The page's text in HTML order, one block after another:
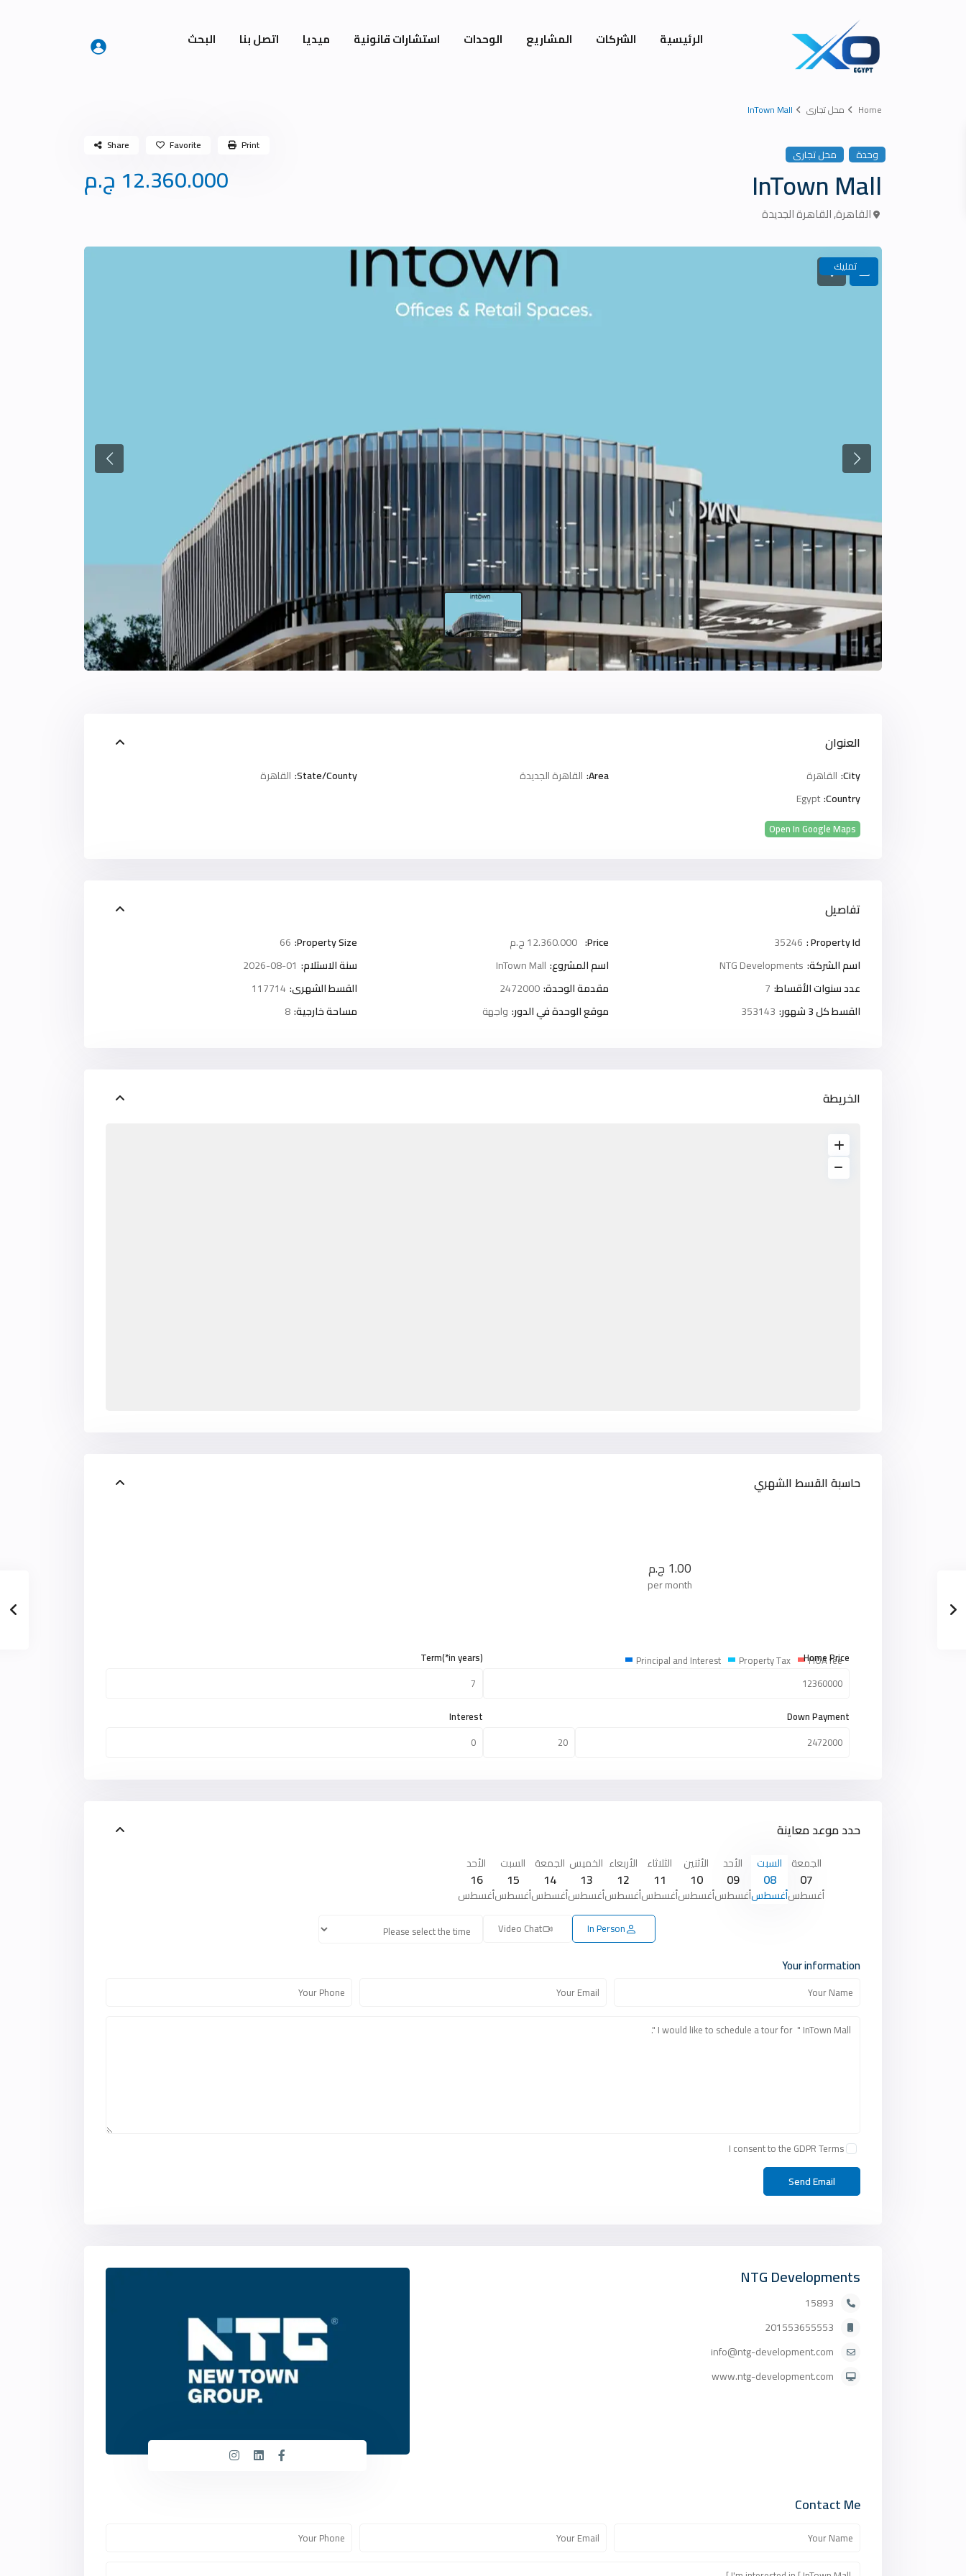
الرئيسية الشركات المشاريع الوحدات استشارات قانونية ميديا اتصل بنا البحث
Home محل تجارى InTown Mall
وحدة محل تجارى
InTown Mall
القاهرة,القاهرة الجديدة
Share Favorite Print
تمليك
العنوان
City: القاهرة Area: القاهرة الجديدة State/County: القاهرة
Country:
Egypt
Open In Google Maps
تفاصيل
Property Id :
35246
Price:
Property Size:
66
اسم الشركة: NTG Developments اسم المشروع: InTown Mall سنة الاستلام: 2026-08-01
عدد سنوات الأقساط: 7 مقدمة الوحدة:2472000 القسط الشهرى: 117714
القسط كل 3 شهور:
353143 موقع الوحدة في الدور: واجهة مساحة خارجية:8
الخريطة
حاسبة القسط الشهري
1.00 ج.م
per month
Principal and Interest Property Tax HOA fee
Home Price
Down Payment
Term(*in years)
Interest
حدد موعد معاينة
الجمعة
07
أغسطس
السبت
08
أغسطس
الأحد
09
أغسطس
الأثنين
10
أغسطس
الثلاثاء
11
أغسطس
الأربعاء
12
أغسطس
الخميس
13
أغسطس
الجمعة
14
أغسطس
السبت
15
أغسطس
الأحد
16
أغسطس
In Person
Video Chat
Your information
I consent to the GDPR Terms
NTG Developments
15893
201553655553
info@ntg-development.com
www.ntg-development.com
Contact Me